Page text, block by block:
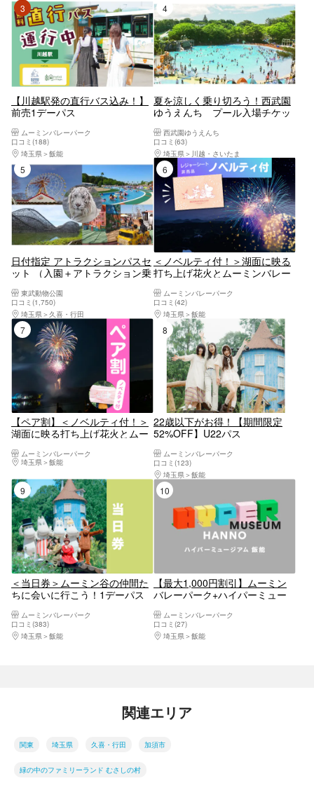
3位
【川越駅発の直行バス込み！】
前売1デーパス
ムーミンバレーパーク
口コミ(188)
埼玉県
飯能
4位
夏を涼しく乗り切ろう！西武園
ゆうえんち プール入場チケッ
西武園ゆうえんち
口コミ(63)
埼玉県
川越・さいたま
5位
日付指定 アトラクションパスセ
ット （入園＋アトラクション乗
（プール営業日のみ）
東武動物公園
口コミ(1,750)
埼玉県
久喜・行田
6位
＜ノベルティ付！＞湖面に映る
打ち上げ花火とムーミンバレー
セット券！
ムーミンバレーパーク
口コミ(42)
埼玉県
飯能
7位
【ペア割】＜ノベルティ付！＞
湖面に映る打ち上げ花火とムー
めるお得なセット券！
ムーミンバレーパーク
埼玉県
飯能
8位
22歳以下がお得！【期間限定
52%OFF】U22パス
ムーミンバレーパーク
口コミ(123)
埼玉県
飯能
9位
＜当日券＞ムーミン谷の仲間た
ちに会いに行こう！1デーパス
ムーミンバレーパーク
口コミ(383)
埼玉県
飯能
【最大1,000円割引】ムーミン
バレーパーク+ハイパーミュー
ムーミンバレーパーク
口コミ(27)
埼玉県
飯能
関連エリア
関東 埼玉県 久喜・行田 加須市
緑の中のファミリーランド むさしの村